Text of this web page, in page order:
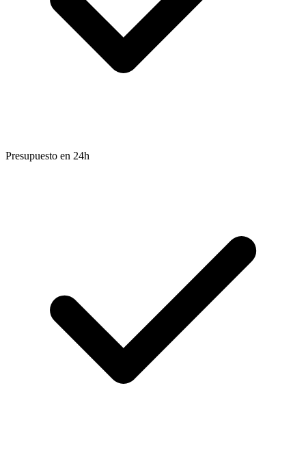
Presupuesto en 24h